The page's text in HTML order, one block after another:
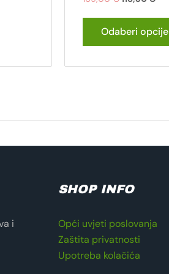
Odaberi opcije
i
SHOP INFO
Opći uvjeti poslovanja
Zaštita privatnosti
Upotreba kolačića